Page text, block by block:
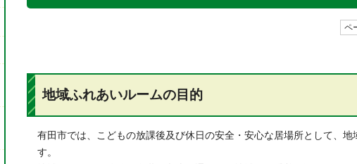
ペ
地域ふれあいルームの目的
有田市では、こどもの放課後及び休日の安全・安心な居場所として、
す。